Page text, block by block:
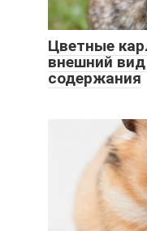
Цветные
внешний
содержания